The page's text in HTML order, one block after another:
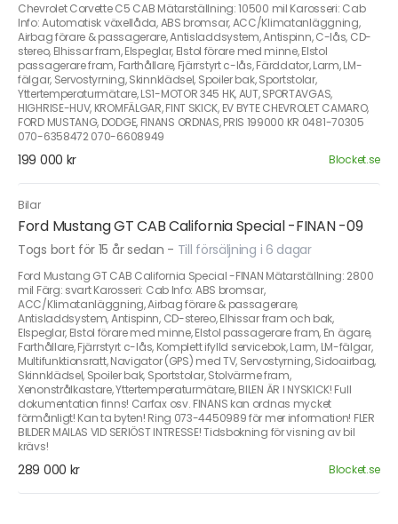
Chevrolet Corvette C5 CAB Mätarställning: 10500 mil Karosseri: Cab
Info: Automatisk växellåda, ABS bromsar, ACC/Klimatanläggning,
Airbag förare & passagerare, Antisladdsystem, Antispinn, C-lås, CD-
stereo, Elhissar fram, Elspeglar, Elstol förare med minne, Elstol
passagerare fram, Farthållare, Fjärrstyrt c-lås, Färddator, Larm, LM-
fälgar, Servostyrning, Skinnklädsel, Spoiler bak, Sportstolar,
Yttertemperaturmätare, LS1-MOTOR 345 HK, AUT, SPORTAVGAS,
HIGHRISE-HUV, KROMFÄLGAR, FINT SKICK, EV BYTE CHEVROLET CAMARO,
FORD MUSTANG, DODGE, FINANS ORDNAS, PRIS 199000 KR 0481-70305
070-6358472 070-6608949
199 000 kr Blocket.se
Bilar
Ford Mustang GT CAB California Special -FINAN -09
Togs bort för 15 år sedan - Till försäljning i 6 dagar
Ford Mustang GT CAB California Special -FINAN Mätarställning: 2800
mil Färg: svart Karosseri: Cab Info: ABS bromsar,
ACC/Klimatanläggning, Airbag förare & passagerare,
Antisladdsystem, Antispinn, CD-stereo, Elhissar fram och bak,
Elspeglar, Elstol förare med minne, Elstol passagerare fram, En ägare,
Farthållare, Fjärrstyrt c-lås, Komplett ifylld servicebok, Larm, LM-fälgar,
Multifunktionsratt, Navigator (GPS) med TV, Servostyrning, Sidoairbag,
Skinnklädsel, Spoiler bak, Sportstolar, Stolvärme fram,
Xenonstrålkastare, Yttertemperaturmätare, BILEN ÄR I NYSKICK! Full
dokumentation finns! Carfax osv. FINANS kan ordnas mycket
förmånligt! Kan ta byten! Ring 073-4450989 för mer information! FLER
BILDER MAILAS VID SERIÖST INTRESSE! Tidsbokning för visning av bil
krävs!
289 000 kr Blocket.se